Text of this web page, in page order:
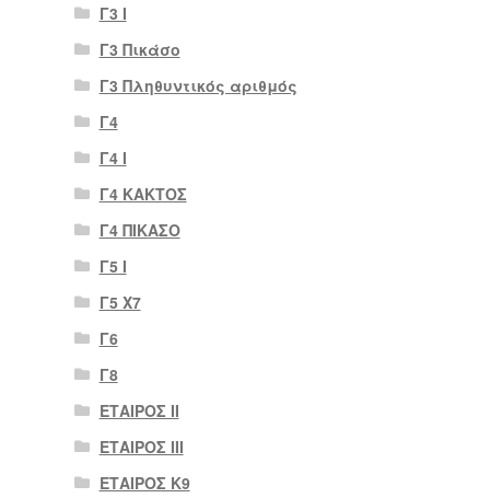
Γ3 Ι
Γ3 Πικάσο
Γ3 Πληθυντικός αριθμός
Γ4
Γ4 Ι
Γ4 ΚΑΚΤΟΣ
Γ4 ΠΙΚΑΣΟ
Γ5 Ι
Γ5 Χ7
Γ6
Γ8
ΕΤΑΙΡΟΣ II
ΕΤΑΙΡΟΣ III
ΕΤΑΙΡΟΣ Κ9